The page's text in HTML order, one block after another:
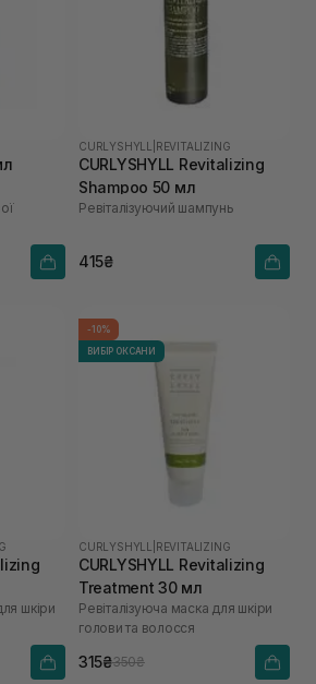
CURLYSHYLL REVITALIZING
CURLYSHYLL Revitalizing
Shampoo 50 мл
Ревіталізуючий шампунь
415₴
шкіри
-10%
ВИБІР ОКСАНИ
CURLYSHYLL REVITALIZING
CURLYSHYLL Revitalizing
Treatment 30 мл
Ревіталізуюча маска для шкіри
голови та волосся
315₴350₴